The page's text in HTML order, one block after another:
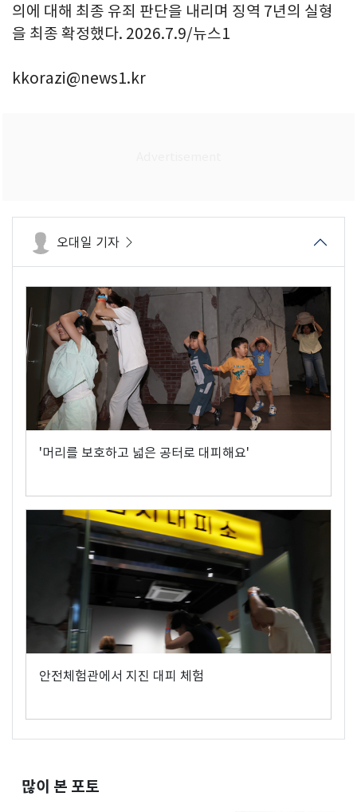
의에 대해 최종 유죄 판단을 내리며 징역 7년의 실형
을 최종 확정했다. 2026.7.9/뉴스1
kkorazi@news1.kr
오대일 기자
'머리를 보호하고 넓은 공터로 대피해요'
안전체험관에서 지진 대피 체험
많이 본 포토